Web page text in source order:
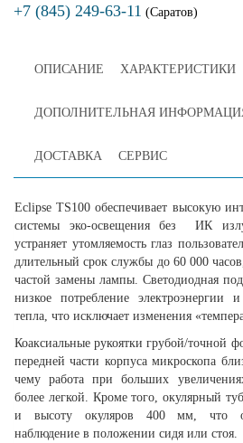
+7 (845) 249-63-11 (Саратов)
ОПИСАНИЕ ХАРАКТЕРИСТИКИ
ДОПОЛНИТЕЛЬНАЯ
ДОСТАВКА СЕРВИС
Eclipse TS100 обеспечивает высокую
системы эко-освещения без ИК
устраняет утомляемость глаз
длительный срок службы до 60 000
частой замены лампы. Светодиодная
низкое потребление электроэнергии
тепла, что исключает изменения
Коаксиальные рукоятки грубой/точной
передней части корпуса микроскопа
чему работа при больших
более легкой. Кроме того, окулярный
и высоту окуляров 400 мм, что
наблюдение в положении сидя или стоя.